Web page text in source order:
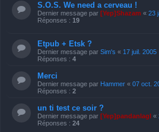
S.O.S. We need a cerveau !
Dernier message par [Yep]Shazam « 23
Réponses : 19
Etpub + Etsk ?
Dernier message par Sim's « 17 juil. 2005
Réponses : 4
Merci
Dernier message par Hammer « 07 oct.
Réponses : 2
un ti test ce soir ?
Dernier message par [Yep]pandanlagl «
Réponses : 24